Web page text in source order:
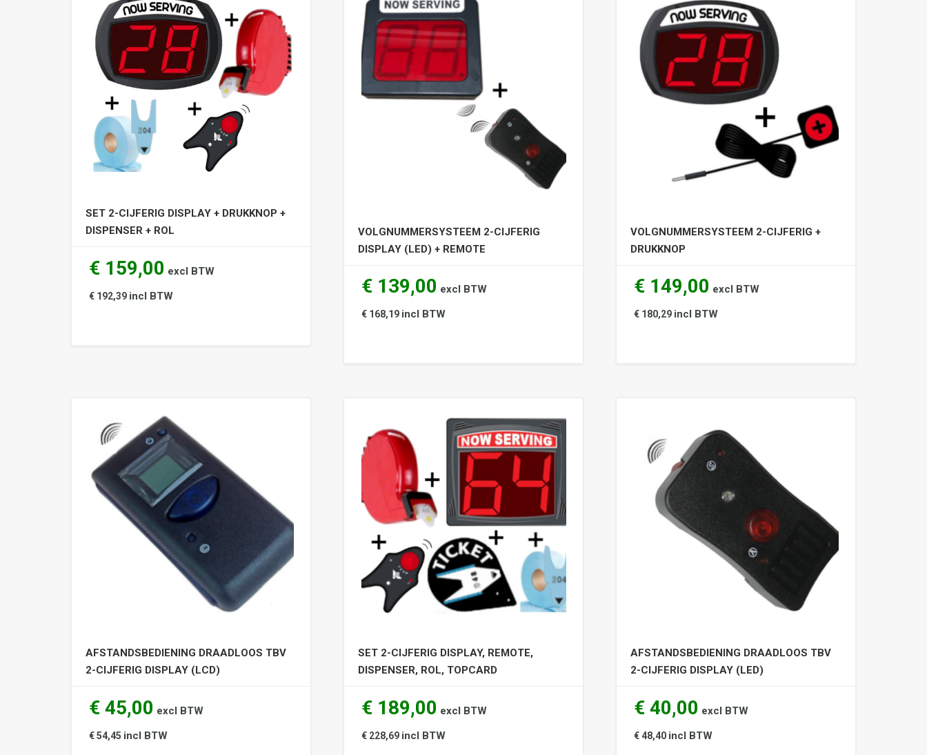
SET 2-CIJFERIG DISPLAY + DRUKKNOP +
DISPENSER + ROL
€ 159,00 excl BTW
€ 192,39 incl BTW
VOLGNUMMERSYSTEEM 2-CIJFERIG
DISPLAY (LED) + REMOTE
€ 139,00 excl BTW
€ 168,19 incl BTW
VOLGNUMMERSYSTEEM 2-CIJFERIG +
DRUKKNOP
€ 149,00 excl BTW
€ 180,29 incl BTW
AFSTANDSBEDIENING DRAADLOOS TBV
2-CIJFERIG DISPLAY (LCD)
€ 45,00 excl BTW
€ 54,45 incl BTW
SET 2-CIJFERIG DISPLAY, REMOTE,
DISPENSER, ROL, TOPCARD
€ 189,00 excl BTW
€ 228,69 incl BTW
AFSTANDSBEDIENING DRAADLOOS TBV
2-CIJFERIG DISPLAY (LED)
€ 40,00 excl BTW
€ 48,40 incl BTW